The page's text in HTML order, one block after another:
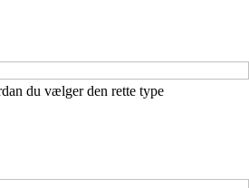
du vælger den rette type